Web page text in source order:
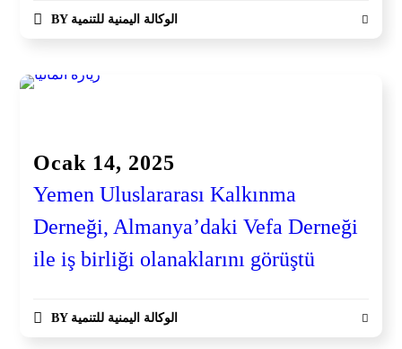
BY الوكالة اليمنية للتنمية
Ocak 14, 2025
Yemen Uluslararası Kalkınma
Derneği, Almanya’daki Vefa Derneği
ile iş birliği olanaklarını görüştü
BY الوكالة اليمنية للتنمية